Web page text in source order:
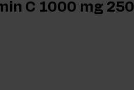
C 1000 mg 250